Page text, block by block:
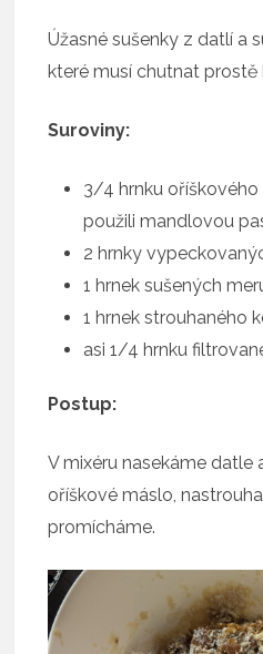
Úžasné sušenky z datlí a
které musí chutnat prostě
Suroviny:
3/4 hrnku
použili mandlovou
2 hrnky
1 hrnek sušených
1 hrnek strouhaného
asi 1/4 hrnku
Postup:
V mixéru nasekáme datle
oříškové máslo,
promícháme.